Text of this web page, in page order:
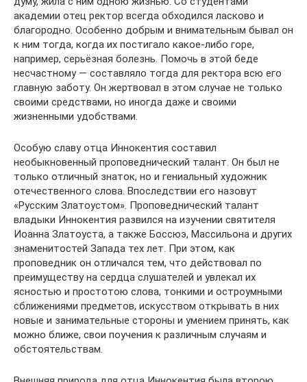
академии отец ректор всегда обходился ласково и
благородно. Особенно добрым и внимательным бывал он
к ним тогда, когда их постигало какое-либо горе,
например, серьёзная болезнь. Помочь в этой беде
несчастному — составляло тогда для ректора всю его
главную заботу. Он жертвовал в этом случае не только
своими средствами, но иногда даже и своими
жизненными удобствами.
Особую славу отца Иннокентия составил
необыкновенный проповеднический талант. Он был не
только отличный знаток, но и гениальный художник
отечественного слова. Впоследствии его назовут
«Русским Златоустом». Проповеднический талант
владыки Иннокентия развился на изучении святителя
Иоанна Златоуста, а также Боссюэ, Массильона и других
знаменитостей Запада тех лет. При этом, как
проповедник он отличался тем, что действовал по
преимуществу на сердца слушателей и увлекал их
ясностью и простотою слова, тонкими и остроумными
сближениями предметов, искусством открывать в них
новые и занимательные стороны и умением принять, как
можно ближе, свои поучения к различным случаям и
обстоятельствам.